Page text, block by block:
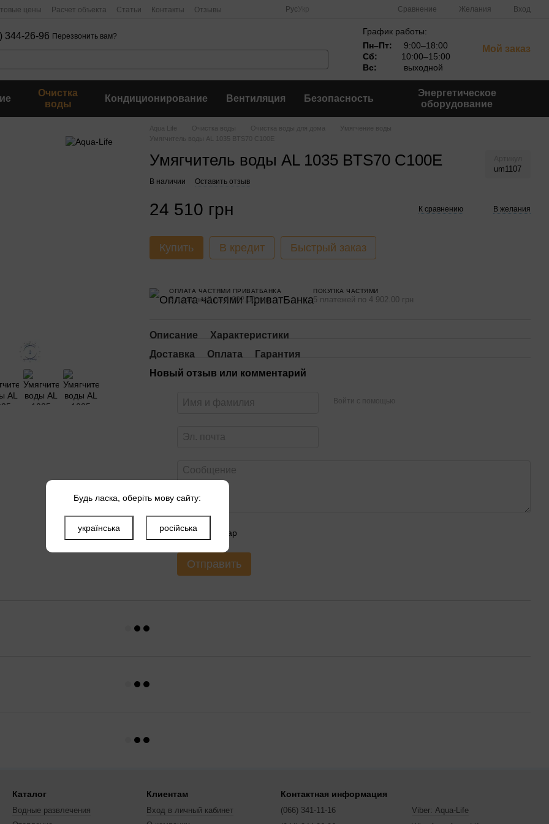
цены Расчет объекта Статьи Контакты Отзывы Рус Сравнение Желания Вход
344-26-96 Перезвонить вам?
График работы:
Пн–Пт:
9:00–18:00
Сб:
10:00–15:00
Вс:
выходной
Мой заказ
Очистка
воды
Кондиционирование Вентиляция Безопасность
Энергетическое
оборудование
Aqua Life Очистка воды Очистка воды для дома
Умягчение воды
Умягчитель воды AL 1035 BTS70 C100E
Умягчитель воды AL 1035 BTS70 C100E um1107
В наличии Оставить отзыв
24 510 грн К сравнению В желания
Купить В кредит Быстрый заказ
ОПЛАТА ЧАСТЯМИ ПРИВАТБАНКА
5 платежей по 4 902.00 грн
ПОКУПКА ЧАСТЯМИ
5 платежей по 4 902.00 грн
Описание
Характеристики
Доставка
Оплата
Гарантия
Новый отзыв или комментарий
Войти с помощью
Оцените товар
Отправить
Каталог
Водные развлечения
Клиентам
Вход в личный кабинет
Контактная информация
(066) 341-11-16
Viber: Aqua-Life
Будь ласка, оберіть мову сайту:
українська російська